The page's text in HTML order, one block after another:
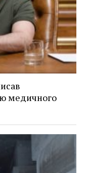
медичного